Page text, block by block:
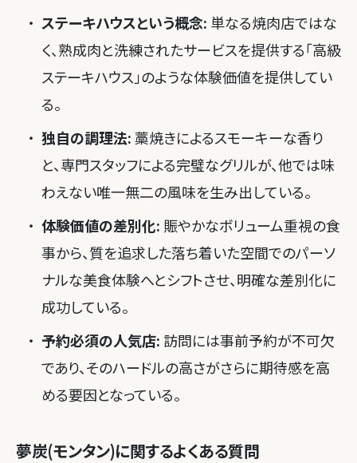
ステーキハウスという概念: 単なる焼肉店ではな
く、熟成肉と洗練されたサービスを提供する「高級
ステーキハウス」のような体験価値を提供してい
る。
独自の調理法:藁焼きによるスモーキーな香り
と、専門スタッフによる完璧なグリルが、他では味
わえない唯一無二の風味を生み出している。
体験価値の差別化: 賑やかなボリューム重視の食
事から、質を追求した落ち着いた空間でのパーソ
ナルな美食体験へとシフトさせ、明確な差別化に
成功している。
予約必須の人気店: 訪問には事前予約が不可欠
であり、そのハードルの高さがさらに期待感を高
める要因となっている。
夢炭(モンタン)に関するよくある質問